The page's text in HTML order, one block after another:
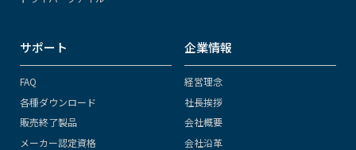
サポート
FAQ
各種ダウンロード
販売終了製品
メーカー認定資格
企業情報
経営理念
社長挨拶
会社概要
会社沿革